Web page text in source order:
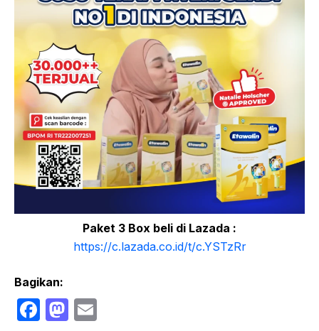
Paket 3 Box beli di Lazada :
https://c.lazada.co.id/t/c.YSTzRr
Bagikan:
F
M